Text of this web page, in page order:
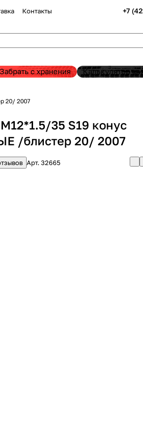
Контакты +7
Забрать с хранения Калькулятор
20/ 2007
М12*1.5/35 S19 конус
/блистер 20/ 2007
Арт.32665